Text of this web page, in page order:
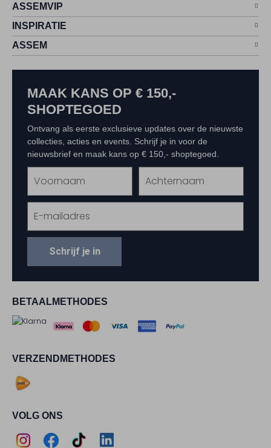
ASSEMVIP
INSPIRATIE
ASSEM
BETAALMETHODES
VERZENDMETHODES
VOLG ONS
MAAK KANS OP € 150,-
SHOPTEGOED
Ontvang als eerste exclusieve updates over de nieuwste
collecties, acties en events. Schrijf je in voor de
nieuwsbrief en maak kans op € 150,- shoptegoed.
Schrijf je in